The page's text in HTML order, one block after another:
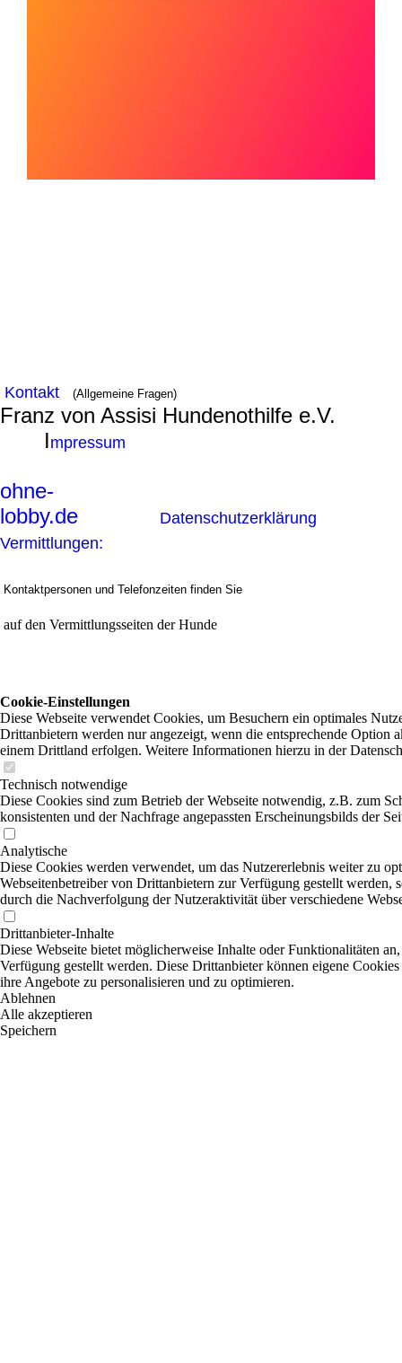
Kontakt (Allgemeine Fragen)
Franz von Assisi Hundenothilfe e.V.
Impressum
ohne-
lobby.de
Datenschutzerklärung
Vermittlungen:
Kontaktpersonen und Telefonzeiten finden Sie
auf den Vermittlungsseiten der Hunde
Cookie-Einstellungen
Diese Webseite verwendet Cookies, um Besuchern ein optimales
Drittanbietern werden nur angezeigt, wenn die entsprechende Option
einem Drittland erfolgen. Weitere Informationen hierzu in der
Technisch notwendige
Diese Cookies sind zum Betrieb der Webseite notwendig, z.B. zum
konsistenten und der Nachfrage angepassten Erscheinungsbilds der
Analytische
Diese Cookies werden verwendet, um das Nutzererlebnis weiter zu
Webseitenbetreiber von Drittanbietern zur Verfügung gestellt werden,
durch die Nachverfolgung der Nutzeraktivität über verschiedene
Drittanbieter-Inhalte
Diese Webseite bietet möglicherweise Inhalte oder Funktionalitäten
Verfügung gestellt werden. Diese Drittanbieter können eigene
ihre Angebote zu personalisieren und zu optimieren.
Ablehnen
Alle akzeptieren
Speichern